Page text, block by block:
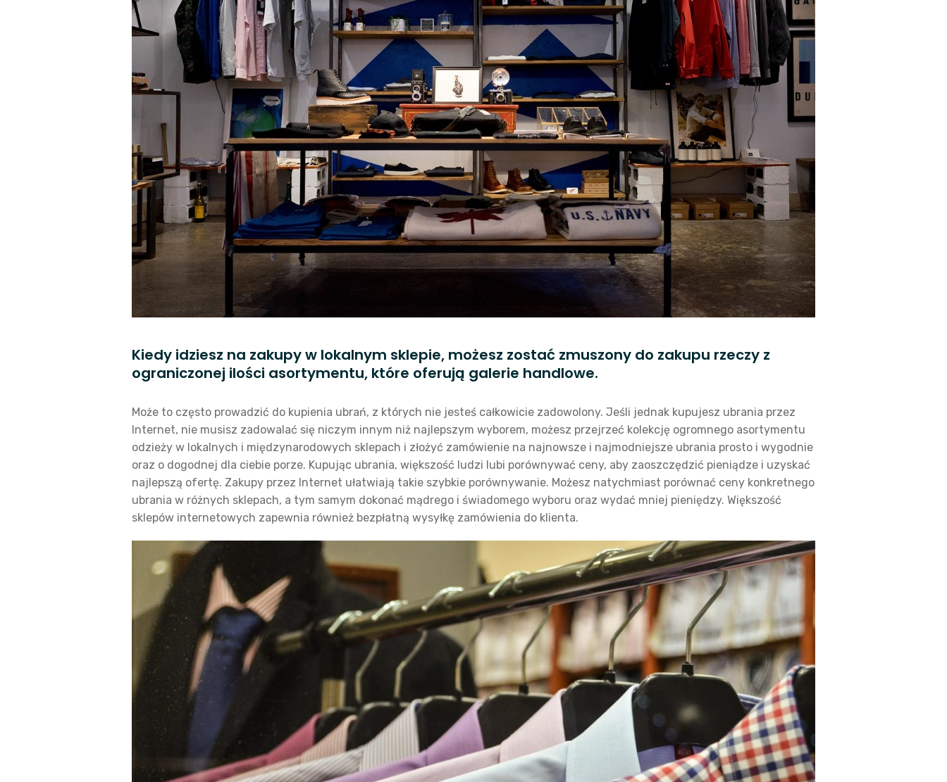
Kiedy idziesz na zakupy w lokalnym sklepie, możesz zostać zmuszony do zakupu rzeczy z
ograniczonej ilości asortymentu, które oferują galerie handlowe.
Może to często prowadzić do kupienia ubrań, z których nie jesteś całkowicie zadowolony. Jeśli jednak kupujesz ubrania przez
Internet, nie musisz zadowalać się niczym innym niż najlepszym wyborem, możesz przejrzeć kolekcję ogromnego asortymentu
odzieży w lokalnych i międzynarodowych sklepach i złożyć zamówienie na najnowsze i najmodniejsze ubrania prosto i wygodnie
oraz o dogodnej dla ciebie porze. Kupując ubrania, większość ludzi lubi porównywać ceny, aby zaoszczędzić pieniądze i uzyskać
najlepszą ofertę. Zakupy przez Internet ułatwiają takie szybkie porównywanie. Możesz natychmiast porównać ceny konkretnego
ubrania w różnych sklepach, a tym samym dokonać mądrego i świadomego wyboru oraz wydać mniej pieniędzy. Większość
sklepów internetowych zapewnia również bezpłatną wysyłkę zamówienia do klienta.